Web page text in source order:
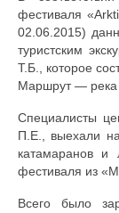
фестиваля
02.06.2015)
туристским
Т.Б., которое
Маршрут — река
Специалисты
П.Е., выехали
катамаранов и
фестиваля из
Всего было